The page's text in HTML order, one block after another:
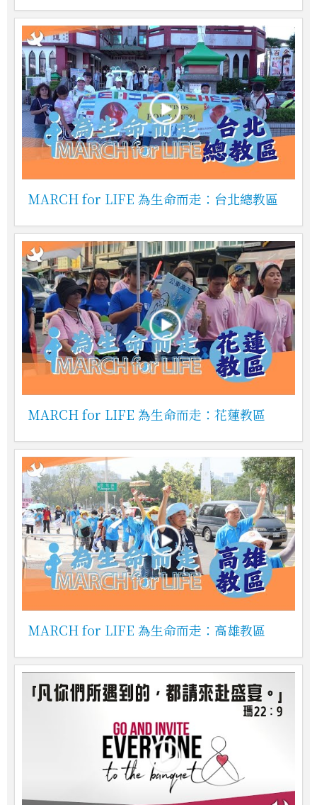
MARCH for LIFE 為生命而走：台北總教區
MARCH for LIFE 為生命而走：花蓮教區
MARCH for LIFE 為生命而走：高雄教區